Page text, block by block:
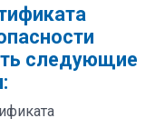
следующие